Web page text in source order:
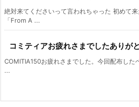
絶対来てくださいって言われちゃった 初めて
「From A ...
コミティアお疲れさまでしたありが
COMITIA150お疲れさまでした。今回配布した
...